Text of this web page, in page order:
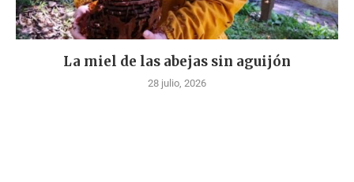
La miel de las abejas sin aguijón
28 julio, 2026